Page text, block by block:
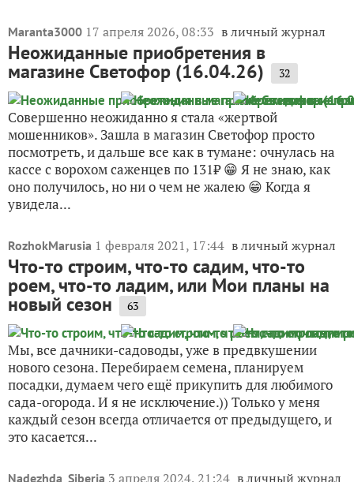
Maranta3000 17 апреля 2026, 08:33 в личный журнал
Неожиданные приобретения в
магазине Светофор (16.04.26) 32
Совершенно неожиданно я стала «жертвой
мошенников». Зашла в магазин Светофор просто
посмотреть, и дальше все как в тумане: очнулась на
кассе с ворохом саженцев по 131₽ 😁 Я не знаю, как
оно получилось, но ни о чем не жалею 😁 Когда я
увидела...
RozhokMarusia 1 февраля 2021, 17:44 в личный журнал
Что-то строим, что-то садим, что-то
роем, что-то ладим, или Мои планы на
новый сезон 63
Мы, все дачники-садоводы, уже в предвкушении
нового сезона. Перебираем семена, планируем
посадки, думаем чего ещё прикупить для любимого
сада-огорода. И я не исключение.)) Только у меня
каждый сезон всегда отличается от предыдущего, и
это касается...
Nadezhda_Siberia 3 апреля 2024, 21:24 в личный журнал